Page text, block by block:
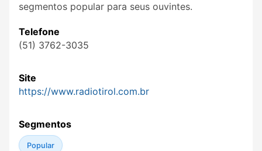
segmentos popular para seus ouvintes.
Telefone
(51) 3762-3035
Site
https://www.radiotirol.com.br
Segmentos
Popular